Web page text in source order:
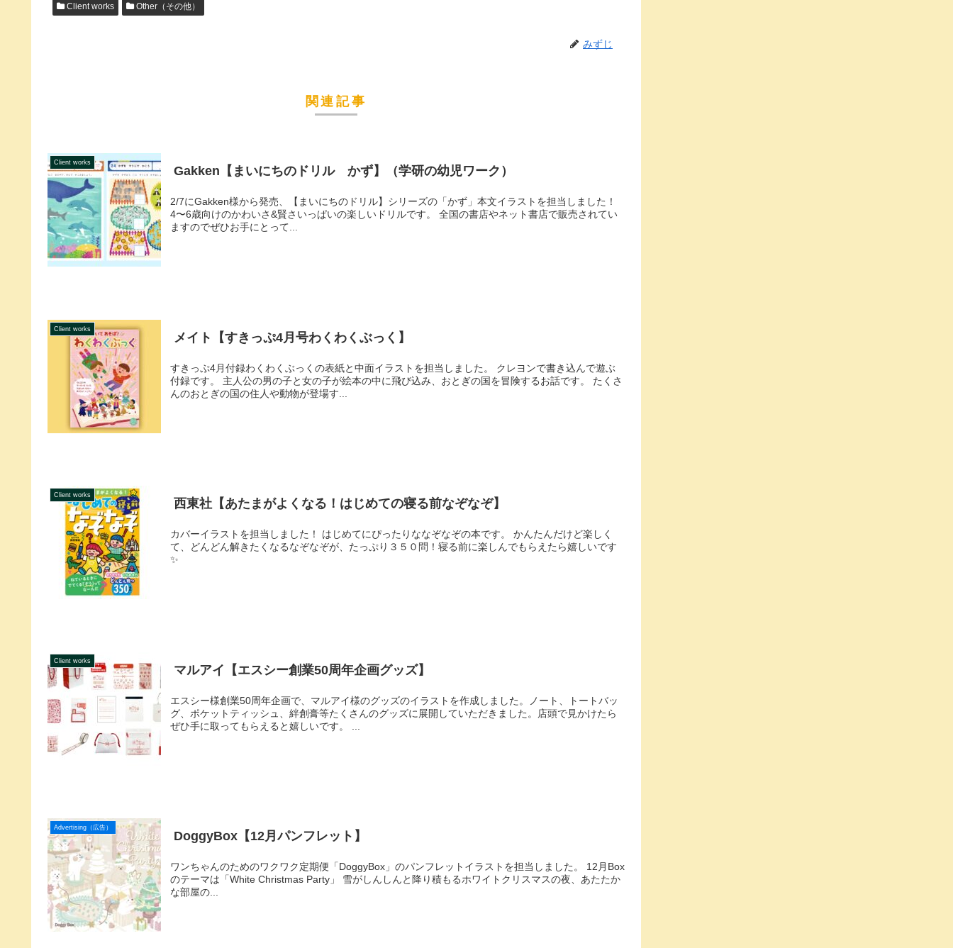
Client works Other（その他）
みずじ
関連記事
Client works
Gakken【まいにちのドリル かず】（学研の幼児ワーク）
2/7にGakken様から発売、【まいにちのドリル】シリーズの「かず」本文イラストを担当しました！
4〜6歳向けのかわいさ&賢さいっぱいの楽しいドリルです。 全国の書店やネット書店で販売されてい
ますのでぜひお手にとって...
Client works
メイト【すきっぷ4月号わくわくぶっく】
すきっぷ4月付録わくわくぶっくの表紙と中面イラストを担当しました。 クレヨンで書き込んで遊ぶ
付録です。 主人公の男の子と女の子が絵本の中に飛び込み、おとぎの国を冒険するお話です。 たくさ
んのおとぎの国の住人や動物が登場す...
Client works
西東社【あたまがよくなる！はじめての寝る前なぞなぞ】
カバーイラストを担当しました！ はじめてにぴったりななぞなぞの本です。 かんたんだけど楽しく
て、どんどん解きたくなるなぞなぞが、たっぷり３５０問！寝る前に楽しんでもらえたら嬉しいです
✨
Client works
マルアイ【エスシー創業50周年企画グッズ】
エスシー様創業50周年企画で、マルアイ様のグッズのイラストを作成しました。ノート、トートバッ
グ、ポケットティッシュ、絆創膏等たくさんのグッズに展開していただきました。店頭で見かけたら
ぜひ手に取ってもらえると嬉しいです。 ...
Advertising（広告）
DoggyBox【12月パンフレット】
ワンちゃんのためのワクワク定期便「DoggyBox」のパンフレットイラストを担当しました。 12月Box
のテーマは「White Christmas Party」 雪がしんしんと降り積もるホワイトクリスマスの夜、あたたか
な部屋の...